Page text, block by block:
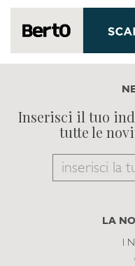
Inserisci il tuo
tutte le
LA
I